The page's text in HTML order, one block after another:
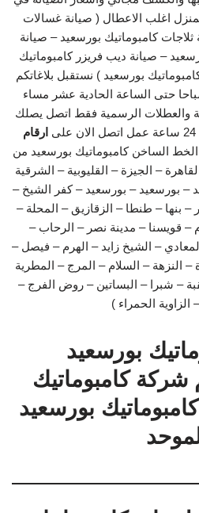
اغلب الاعطال ( صيانة غسالات
كامبوماتيك بورسعيد – صيانة
– صيانة ديب فريزر كامبوماتيك
بورسعيد ) نستقبل بلاغاتكم
حتى الساعة الحادية عشر مساء
والعطلات الرسمية فقط اتصل يصلك
ارقام
الخط الساخن كامبوماتيك بورسعيد من
– الجيزة – القليوبية – الشرقية
– بورسعيد – بورسعيد – كفر الشيخ –
– بنها – طنطا – الزقازيق – المحلة –
قويسنا – مدينة نصر – الرحاب –
– 6 اكتوبر – المعادي – الشيخ زايد – الهرم – فيصل –
النزهة – السلام – المرج – المطرية
– شبرا – البساتين – روض الفرج –
الزاوية الحمراء )
بورسعيد
شركة كامبوماتيك
بورسعيد